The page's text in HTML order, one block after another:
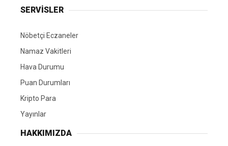
SERVİSLER
Nöbetçi Eczaneler
Namaz Vakitleri
Hava Durumu
Puan Durumları
Kripto Para
Yayınlar
HAKKIMIZDA